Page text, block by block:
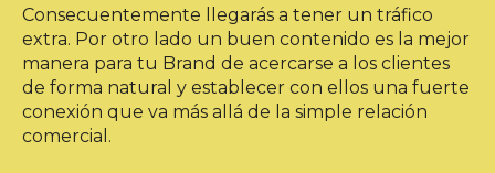
Consecuentemente llegarás a tener un tráfico
extra. Por otro lado un buen contenido es la mejor
manera para tu Brand de acercarse a los clientes
de forma natural y establecer con ellos una fuerte
conexión que va más allá de la simple relación
comercial.